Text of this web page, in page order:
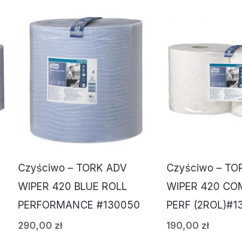
Czyściwo – TORK ADV
WIPER 420 BLUE ROLL
PERFORMANCE #130050
290,00 zł
Czyściwo –
WIPER 420
PERF
190,00 zł